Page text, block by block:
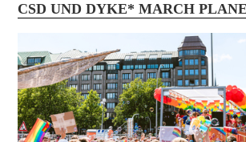
CSD UND DYKE* MARCH